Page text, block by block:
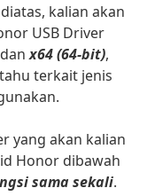
kalian akan
USB Driver
danx64 (64-bit),
terkait jenis
yang akan kalian
Honor dibawah
sama sekali.